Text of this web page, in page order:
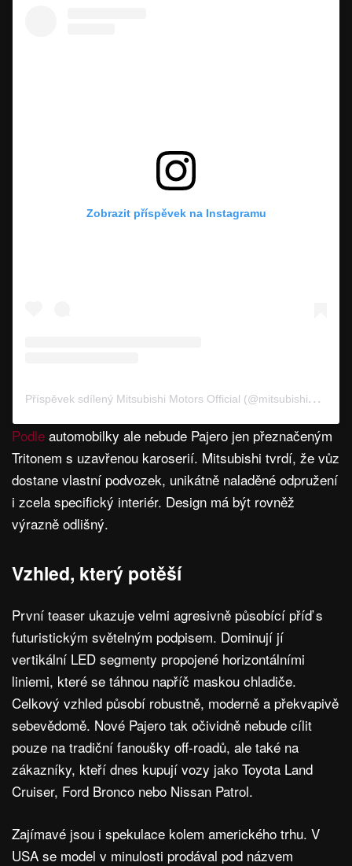
Zobrazit příspěvek na Instagramu
P
říspěvek sdílený Mitsubishi Motors Official (@mitsubishimotorsofficial)
Podle automobilky ale nebude Pajero jen přeznačeným
Tritonem s uzavřenou karoserií. Mitsubishi tvrdí, že vůz
dostane vlastní podvozek, unikátně naladěné odpružení
i zcela specifický interiér. Design má být rovněž
výrazně odlišný.
Vzhled, který potěší
První teaser ukazuje velmi agresivně působící příď s
futuristickým světelným podpisem. Dominují jí
vertikální LED segmenty propojené horizontálními
liniemi, které se táhnou napříč maskou chladiče.
Celkový vzhled působí robustně, moderně a překvapivě
sebevědomě. Nové Pajero tak očividně nebude cílit
pouze na tradiční fanoušky off-roadů, ale také na
zákazníky, kteří dnes kupují vozy jako Toyota Land
Cruiser, Ford Bronco nebo Nissan Patrol.
Zajímavé jsou i spekulace kolem amerického trhu. V
USA se model v minulosti prodával pod názvem